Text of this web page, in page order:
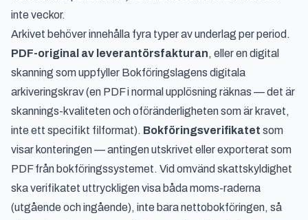
inte veckor.
Arkivet behöver innehålla fyra typer av underlag per period.
PDF-original av leverantörsfakturan, eller en digital
skanning som uppfyller Bokföringslagens digitala
arkiveringskrav (en PDF i normal upplösning räknas — det är
skannings-kvaliteten och oföränderligheten som är kravet,
inte ett specifikt filformat). Bokföringsverifikatet som
visar konteringen — antingen utskrivet eller exporterat som
PDF från bokföringssystemet. Vid omvänd skattskyldighet
ska verifikatet uttryckligen visa båda moms-raderna
(utgående och ingående), inte bara nettobokföringen, så